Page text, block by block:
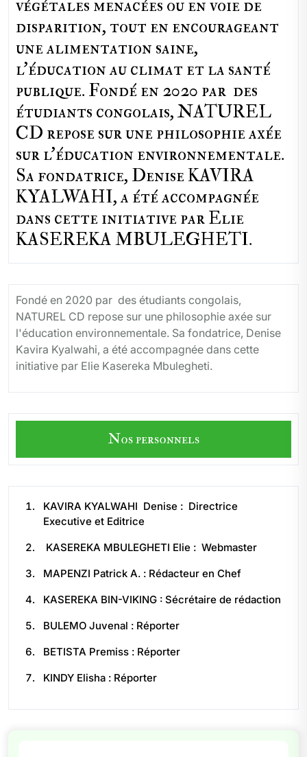
végétales menacées ou en voie de
disparition, tout en encourageant
une alimentation saine,
l'éducation au climat et la santé
publique. Fondé en 2020 par des
étudiants congolais, NATUREL
CD repose sur une philosophie axée
sur l'éducation environnementale.
Sa fondatrice, Denise KAVIRA
KYALWAHI, a été accompagnée
dans cette initiative par Elie
KASEREKA MBULEGHETI.
Fondé en 2020 par des étudiants congolais,
NATUREL CD repose sur une philosophie axée sur
l'éducation environnementale. Sa fondatrice, Denise
Kavira Kyalwahi, a été accompagnée dans cette
initiative par Elie Kasereka Mbulegheti.
Nos personnels
KAVIRA KYALWAHI Denise : Directrice
Executive et Editrice
KASEREKA MBULEGHETI Elie : Webmaster
MAPENZI Patrick A. : Rédacteur en Chef
KASEREKA BIN-VIKING : Sécrétaire de rédaction
BULEMO Juvenal : Réporter
BETISTA Premiss : Réporter
KINDY Elisha : Réporter